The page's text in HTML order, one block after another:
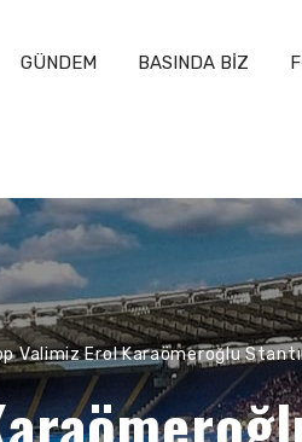
GÜNDEM BASINDA BİZ
Valimiz Erol Karaömeroğlu